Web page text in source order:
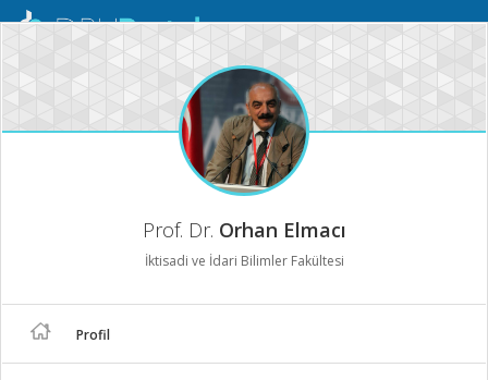
Mobil
Prof. Dr. Orhan Elmacı
İktisadi ve İdari Bilimler Fakültesi
Profil